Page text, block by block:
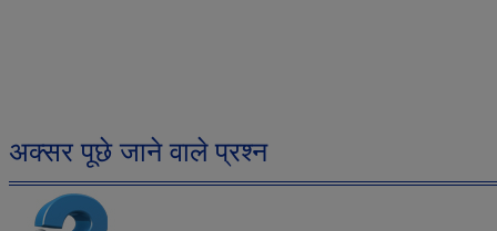
अक्सर पूछे जाने वाले प्रश्न